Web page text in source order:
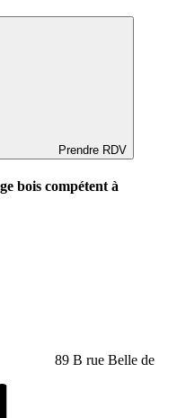
Prendre RDV
bois compétent à
89 B rue Belle de